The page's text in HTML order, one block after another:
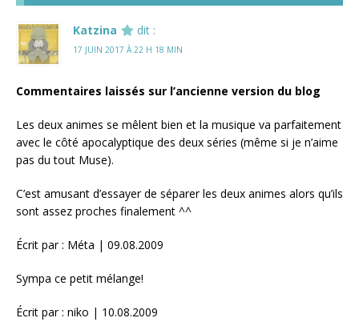
Katzina dit :
17 JUIN 2017 À 22 H 18 MIN
Commentaires laissés sur l’ancienne version du blog
Les deux animes se mêlent bien et la musique va parfaitement
avec le côté apocalyptique des deux séries (même si je n’aime
pas du tout Muse).
C’est amusant d’essayer de séparer les deux animes alors qu’ils
sont assez proches finalement ^^
Écrit par : Méta | 09.08.2009
Sympa ce petit mélange!
Écrit par : niko | 10.08.2009